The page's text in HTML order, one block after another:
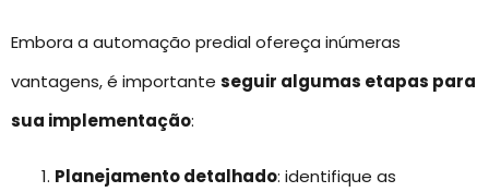
Embora a automação predial ofereça inúmeras
vantagens, é importante seguir algumas etapas para
sua implementação:
Planejamento detalhado: identifique as